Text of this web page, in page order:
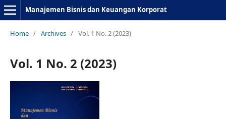
Manajemen Bisnis dan Keuangan Korporat
Home / Archives / Vol. 1 No. 2 (2023)
Vol. 1 No. 2 (2023)